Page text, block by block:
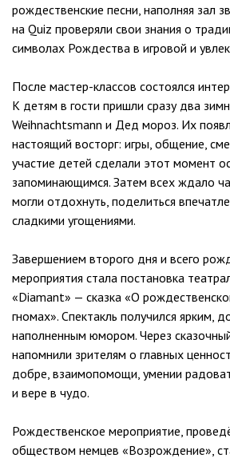
рождественские песни, наполняя зал
на Quiz проверяли свои знания о
символах Рождества в игровой и
После мастер-классов состоялся
К детям в гости пришли сразу два
Weihnachtsmann и Дед мороз. Их
настоящий восторг: игры, общение,
участие детей сделали этот момент
запоминающимся. Затем всех ждало
могли отдохнуть, поделиться
сладкими угощениями.
Завершением второго дня и всего
мероприятия стала постановка
«Diamant» — сказка «О
гномах». Спектакль получился ярким,
наполненным юмором. Через
напомнили зрителям о главных
добре, взаимопомощи, умении
и вере в чудо.
Рождественское мероприятие,
обществом немцев «Возрождение»,